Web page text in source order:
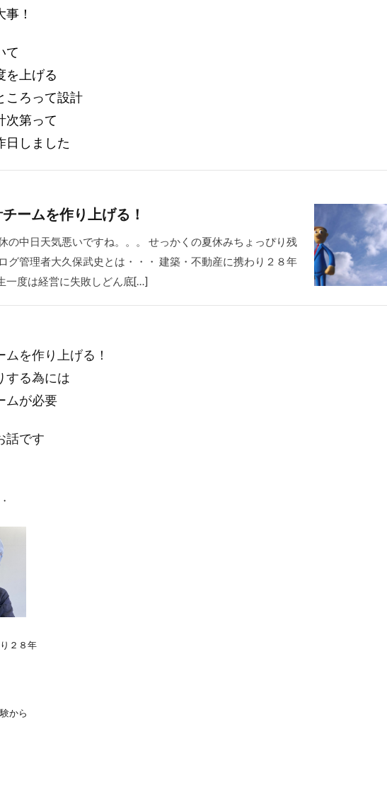
！
て
を上げる
ころって設計
次第って
日しました
ームを作り上げる！
の中日天気悪いですね。。。 せっかくの夏休みちょっぴり残
グ管理者大久保武史とは・・・ 建築・不動産に携わり２８年
一度は経営に失敗しどん底[…]
を作り上げる！
する為には
ムが必要
話です
２８年
から